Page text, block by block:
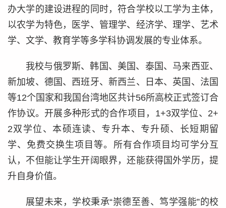
办大学的建设进程的同时，符合学校以工学为主体，
以农学为特色，医学、管理学、经济学、理学、艺术
学、文学、教育学等多学科协调发展的专业体系。
我校与俄罗斯、韩国、美国、泰国、马来西亚、
新加坡、德国、西班牙、新西兰、日本、英国、法国
等12个国家和我国台湾地区共计56所高校正式签订合
作协议。开展多种形式的合作项目，1+3双学位、2+
2双学位、本硕连读、专升本、专升硕、长短期留
学、免费交换生项目等。所有合作项目均可学分互
认，不但能让学生开阔眼界，还能获得国外学历，提
升自身价值。
展望未来，学校秉承“崇德至善、笃学强能”的校